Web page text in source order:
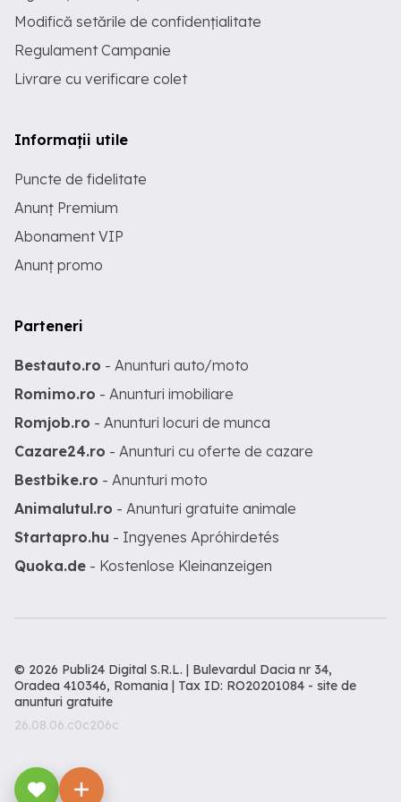
Modifică setările de confidențialitate
Regulament Campanie
Livrare cu verificare colet
Informații utile
Puncte de fidelitate
Anunț Premium
Abonament VIP
Anunț promo
Parteneri
Bestauto.ro - Anunturi auto/moto
Romimo.ro - Anunturi imobiliare
Romjob.ro - Anunturi locuri de munca
Cazare24.ro - Anunturi cu oferte de cazare
Bestbike.ro - Anunturi moto
Animalutul.ro - Anunturi gratuite animale
Startapro.hu - Ingyenes Apróhirdetés
Quoka.de - Kostenlose Kleinanzeigen
© 2026 Publi24 Digital S.R.L. | Bulevardul Dacia nr 34,
Oradea 410346, Romania | Tax ID: RO20201084 - site de
anunturi gratuite
26.08.06.c0c206c